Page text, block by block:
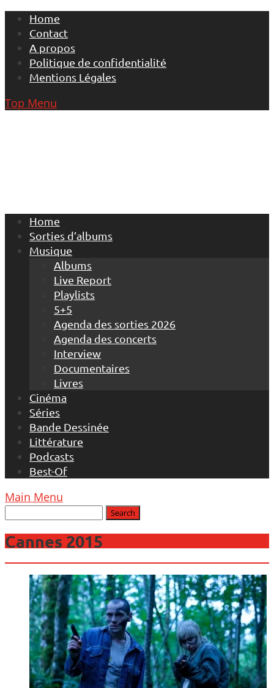
Skip
content
Home
Contact
A propos
Politique de confidentialité
Mentions Légales
Top Menu
Home
Sorties d’albums
Musique
Albums
Live Report
Playlists
5+5
Agenda des sorties 2026
Agenda des concerts
Interview
Documentaires
Livres
Cinéma
Séries
Bande Dessinée
Littérature
Podcasts
Best-Of
Main Menu
Cannes 2015